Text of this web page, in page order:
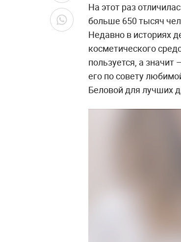
На этот раз
больше 650 тысяч
Недавно в историях
косметического
пользуется, а
его по совету
Беловой для лучших